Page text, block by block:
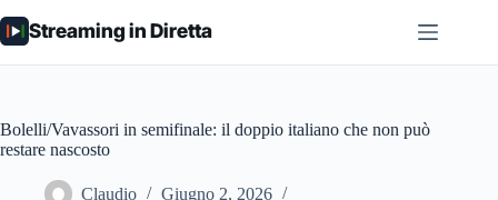
al
contenuto
Streaming in Diretta
Bolelli/Vavassori in semifinale: il doppio italiano che non può
restare nascosto
Claudio
Giugno 2, 2026